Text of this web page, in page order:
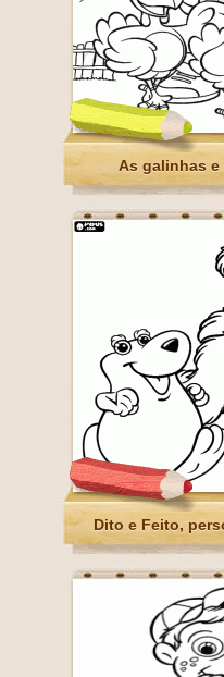
As galinhas
Dito e Feito,